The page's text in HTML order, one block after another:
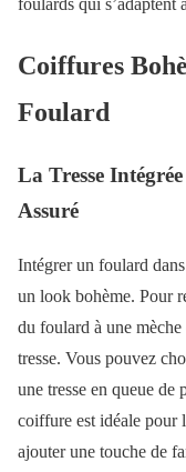
foulards qui s’adaptent
Coiffures
Foulard
La Tresse
Assuré
Intégrer un foulard
un look bohème. Pour
du foulard à une
tresse. Vous pouvez
une tresse en queue de
coiffure est idéale pour
ajouter une touche de